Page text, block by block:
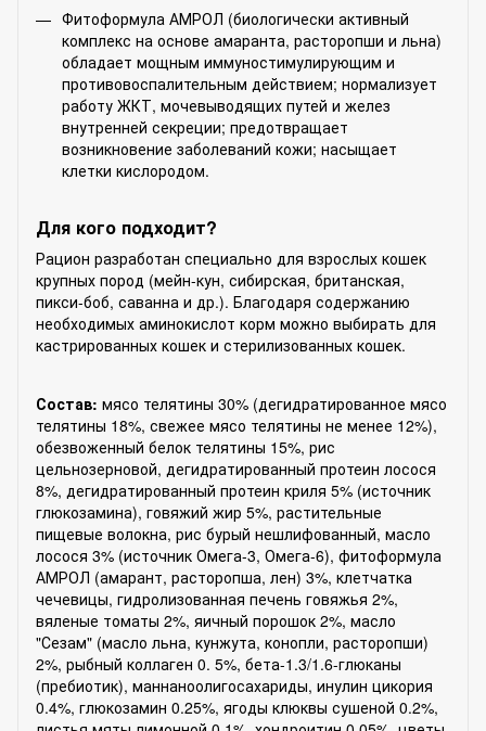
Фитоформула АМРОЛ (биологически активный
комплекс на основе амаранта, расторопши и льна)
обладает мощным иммуностимулирующим и
противовоспалительным действием; нормализует
работу ЖКТ, мочевыводящих путей и желез
внутренней секреции; предотвращает
возникновение заболеваний кожи; насыщает
клетки кислородом.
Для кого подходит?
Рацион разработан специально для взрослых кошек
крупных пород (мейн-кун, сибирская, британская,
пикси-боб, саванна и др.). Благодаря содержанию
необходимых аминокислот корм можно выбирать для
кастрированных кошек и стерилизованных кошек.
Состав: мясо телятины 30% (дегидратированное мясо
телятины 18%, свежее мясо телятины не менее 12%),
обезвоженный белок телятины 15%, рис
цельнозерновой, дегидратированный протеин лосося
8%, дегидратированный протеин криля 5% (источник
глюкозамина), говяжий жир 5%, растительные
пищевые волокна, рис бурый нешлифованный, масло
лосося 3% (источник Омега-3, Омега-6), фитоформула
АМРОЛ (амарант, расторопша, лен) 3%, клетчатка
чечевицы, гидролизованная печень говяжья 2%,
вяленые томаты 2%, яичный порошок 2%, масло
"Сезам" (масло льна, кунжута, конопли, расторопши)
2%, рыбный коллаген 0. 5%, бета-1.3/1.6-глюканы
(пребиотик), маннаноолигосахариды, инулин цикория
0.4%, глюкозамин 0.25%, ягоды клюквы сушеной 0.2%,